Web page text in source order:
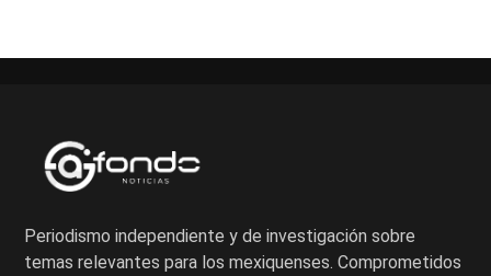
Periodismo independiente y de investigación sobre
temas relevantes para los mexiquenses. Comprometidos